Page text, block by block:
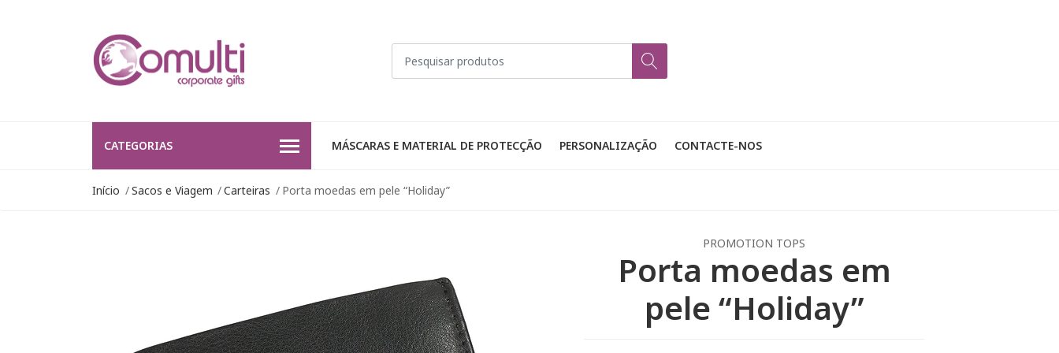
CATEGORIAS MÁSCARAS E MATERIAL DE PROTECÇÃO PERSONALIZAÇÃO CONTACTE-NOS
Início Sacos e Viagem Carteiras Porta moedas em pele “Holiday”
PROMOTION TOPS
Porta moedas em
pele “Holiday”